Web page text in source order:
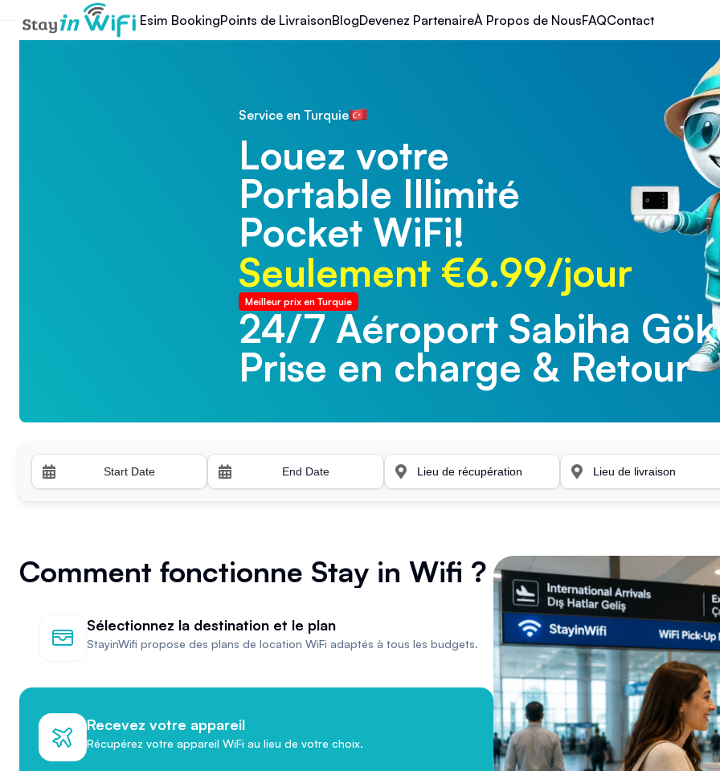
Esim BookingPoints de LivraisonBlogDevenez PartenaireÀ Propos de NousFAQContact
Service en Turquie
Louez votre
Portable Illimité
Pocket WiFi!
Seulement €6.99/jour
Meilleur prix en Turquie
24/7 Aéroport Sabiha
Prise en charge & Retour
24/7 Aéroport de Trabzon
Prise en charge & Retour
Comment fonctionne Stay in Wifi ?
Sélectionnez la destination et le plan
StayinWifi propose des plans de location WiFi adaptés à tous les budgets.
Recevez votre appareil
Récupérez votre appareil WiFi au lieu de votre choix.